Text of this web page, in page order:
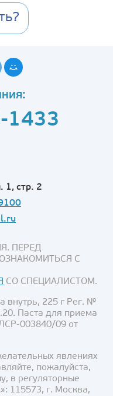
1433
1, стр. 2
ПЕРЕД
С
СО СПЕЦИАЛИСТОМ.
внутрь, 225 г Рег. №
Паста для приема
003840/09 от
явлениях
пожалуйста,
в регуляторные
115573, г. Москва,